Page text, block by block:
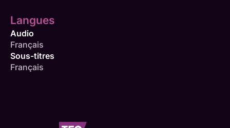
Langues
Audio
Français
Sous-titres
Français